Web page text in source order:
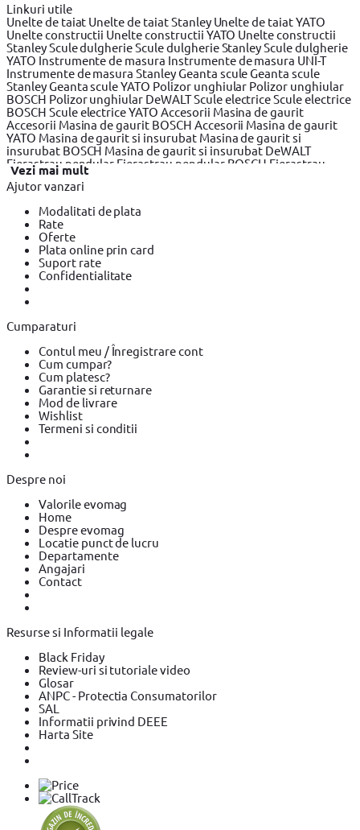
Linkuri utile
Unelte de taiat Unelte de taiat Stanley Unelte de taiat YATO
Unelte constructii Unelte constructii YATO Unelte constructii
StanleyScule dulgherieScule dulgherie StanleyScule dulgherie
YATO Instrumente de masura Instrumente de masura UNI-T
Instrumente de masura StanleyGeanta sculeGeanta scule
StanleyGeanta scule YATO Polizor unghiular Polizor unghiular
BOSCH Polizor unghiular DeWALTScule electriceScule electrice
BOSCH Scule electrice YATO Accesorii Masina de gaurit
Accesorii Masina de gaurit BOSCH Accesorii Masina de gaurit
YATO Masina de gaurit si insurubat Masina de gaurit si
insurubat BOSCH Masina de gaurit si insurubat DeWALT
Fierastrau pendular Fierastrau pendular BOSCH Fierastrau
pendular Makita
Fierastrau circular DeWALT
electric BOSCHSlefuitor electric YATO
de frezat BOSCH
electrica BOSCH
Suflanta aer cald YATOSuflanta aer cald BOSCH
compactoare & Ciocan demolator
demolator BOSCHPlaci compactoare & Ciocan demolator
Makita
Accesorii scule electrice YATO
Trafaleti YATO
protectie YATO
Echipamente de protectie Makita
Bricolaj OEMBricolaj CynelSurubelnita electrica
electrica BOSCHSurubelnita electrica Heinner
Vezi mai mult
Ajutor vanzari
Modalitati de plata
Rate
Oferte
Plata online prin card
Suport rate
Confidentialitate
Cumparaturi
Contul meu / Înregistrare cont
Cum cumpar?
Cum platesc?
Garantie si returnare
Mod de livrare
Wishlist
Termeni si conditii
Despre noi
Valorile evomag
Home
Despre evomag
Locatie punct de lucru
Departamente
Angajari
Contact
Resurse si Informatii legale
Black Friday
Review-uri si tutoriale video
Glosar
ANPC - Protectia Consumatorilor
SAL
Informatii privind DEEE
Harta Site